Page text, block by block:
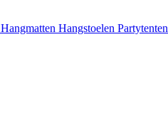
Hangmatten Hangstoelen Partytenten